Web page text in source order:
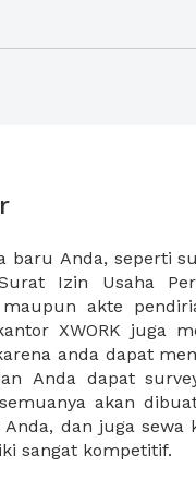
sangat kompetitif.